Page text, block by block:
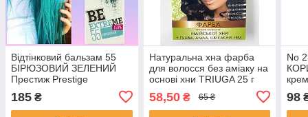
Відтінковий бальзам 55
БІРЮЗОВИЙ ЗЕЛЕНИЙ
Престиж Prestige
185 ₴
Натуральна хна фарба
для волосся без аміаку на
основі хни TRIUGA 25 г
58,50₴ 65 ₴
No
98